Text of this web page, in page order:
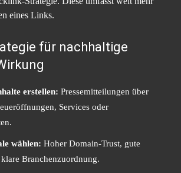
eines Links.
für nachhaltige
erstellen: Pressemitteilungen über
Services oder
wählen: Hoher Domain-Trust, gute
Branchenzuordnung.